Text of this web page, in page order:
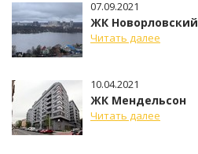
07.09.2021
ЖК Новорловский
Читать далее
10.04.2021
ЖК Мендельсон
Читать далее